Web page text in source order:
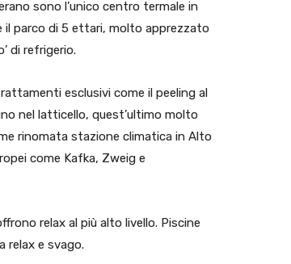
sono l’unico centro termale in
parco di 5 ettari, molto apprezzato
di refrigerio.
esclusivi come il peeling al
nel latticello, quest’ultimo molto
rinomata stazione climatica in Alto
come Kafka, Zweig e
relax al più alto livello. Piscine
relax e svago.